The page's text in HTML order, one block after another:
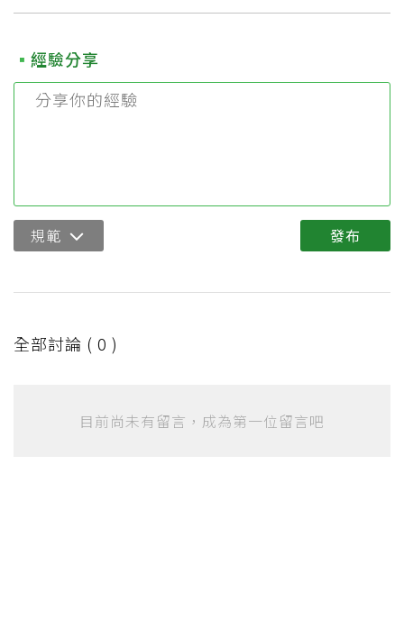
經驗分享
規範 發布
全部討論 ( 0 )